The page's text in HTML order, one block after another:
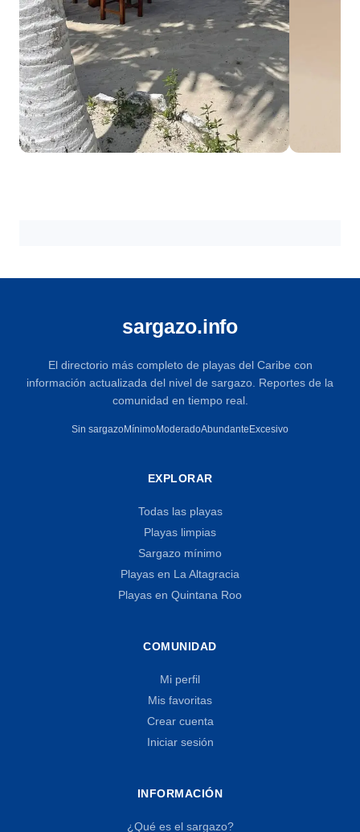
sargazo.info
El directorio más completo de playas del Caribe con
información actualizada del nivel de sargazo. Reportes de la
comunidad en tiempo real.
Sin sargazoMínimoModeradoAbundanteExcesivo
EXPLORAR
Todas las playas
Playas limpias
Sargazo mínimo
Playas en La Altagracia
Playas en Quintana Roo
COMUNIDAD
Mi perfil
Mis favoritas
Crear cuenta
Iniciar sesión
INFORMACIÓN
¿Qué es el sargazo?